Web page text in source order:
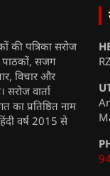
की पत्रिका सरोज
पाठकों, सजग
विचार और
वार्ता
प्रतिष्ठित नाम
वर्ष 2015 से